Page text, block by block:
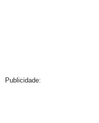
Publicidade: